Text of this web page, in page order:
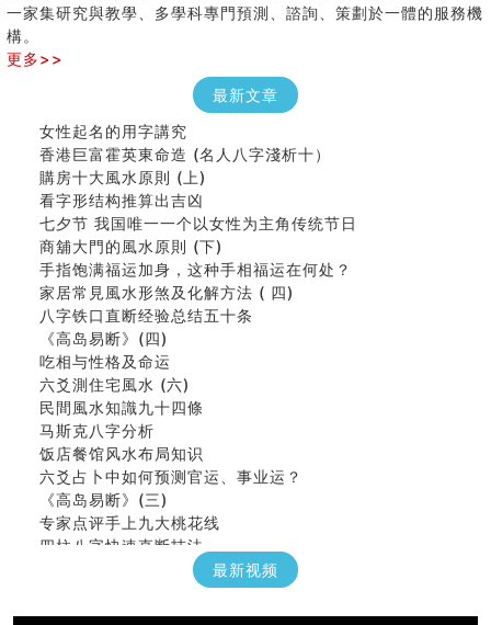
一家集研究與教學、多學科專門預測、諮詢、策劃於一體的服務機
構。
更多>>
最新文章
女性起名的用字講究
香港巨富霍英東命造 (名人八字淺析十）
購房十大風水原則 (上)
看字形结构推算出吉凶
七夕节 我国唯一一个以女性为主角传统节日
商舖大門的風水原則 (下)
手指饱满福运加身，这种手相福运在何处？
家居常見風水形煞及化解方法 ( 四)
八字铁口直断经验总结五十条
《高岛易断》(四)
吃相与性格及命运
六爻測住宅風水 (六)
民間風水知識九十四條
马斯克八字分析
饭店餐馆风水布局知识
六爻占卜中如何预测官运、事业运？
《高岛易断》(三)
专家点评手上九大桃花线
四柱八字快速直断技法
创业容易成功的6种手相
最新视频